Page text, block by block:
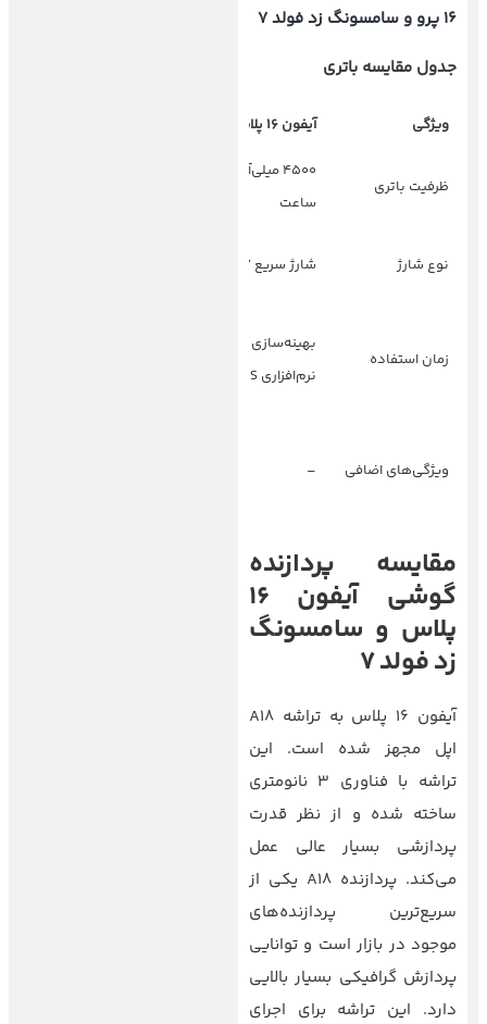
16 پرو و سامسونگ زد فولد 7
جدول مقایسه باتری
ویژگی آیفون 16 پلاس
ظرفیت باتری
4500 میلی‌آمپر
ساعت
نوع شارژ شارژ سریع 27 وات
زمان استفاده
بهینه‌سازی
نرم‌افزاری iOS
ویژگی‌های اضافی –
مقایسه پردازنده
گوشی
آیفون 16
پلاس و سامسونگ
زد فولد 7
آیفون 16 پلاس به تراشه A18
اپل مجهز شده است. این
تراشه با فناوری 3 نانومتری
ساخته شده و از نظر قدرت
پردازشی بسیار عالی عمل
می‌کند. پردازنده A18 یکی از
سریع‌ترین پردازنده‌های
موجود در بازار است و توانایی
پردازش گرافیکی بسیار بالایی
دارد. این تراشه برای اجرای